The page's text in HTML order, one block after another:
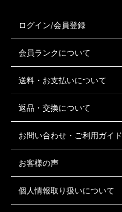
ログイン/会員登録
会員ランクについて
送料・お支払いについて
返品・交換について
お問い合わせ・ご利用ガイド
お客様の声
個人情報取り扱いについて